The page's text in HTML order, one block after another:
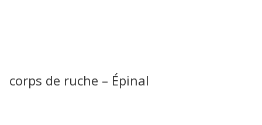
corps de ruche – Épinal